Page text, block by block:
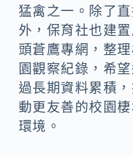
猛禽之一。除了
外，保育社也建
頭蒼鷹專網，整
園觀察紀錄，希
過長期資料累積，
動更友善的校園
環境。